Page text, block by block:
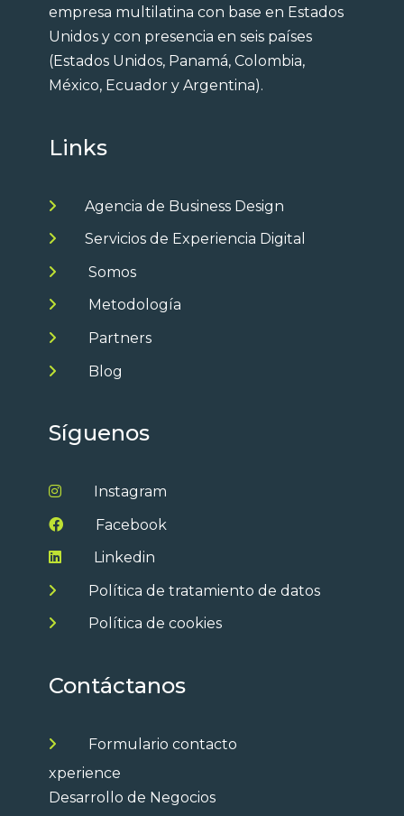
empresa multilatina con base en Estados
Unidos y con presencia en seis países
(Estados Unidos, Panamá, Colombia,
México, Ecuador y Argentina).
Links
Agencia de Business Design
Servicios de Experiencia Digital
Somos
Metodología
Partners
Blog
Síguenos
Instagram
Facebook
Linkedin
Política de tratamiento de datos
Política de cookies
Contáctanos
Formulario contacto
xperience
Desarrollo de Negocios